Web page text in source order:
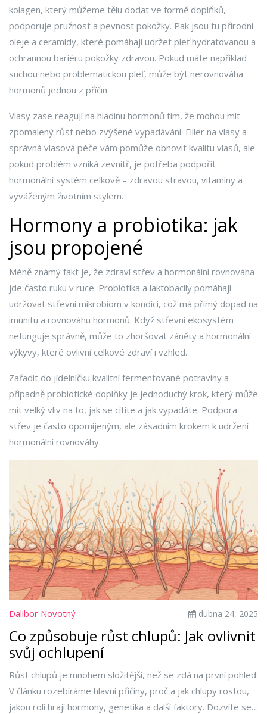
kolagen, který můžeme tělu dodat ve formě doplňků,
podporuje pružnost a pevnost pokožky. Pak jsou tu přírodní
oleje a ceramidy, které pomáhají udržet pleť hydratovanou a
ochrannou bariéru pokožky zdravou. Pokud máte například
suchou nebo problematickou pleť, může být nerovnováha
hormonů jednou z příčin.
Vlasy zase reagují na hladinu hormonů tím, že mohou mít
zpomalený růst nebo zvýšené vypadávání. Filler na vlasy a
správná vlasová péče vám pomůže obnovit kvalitu vlasů, ale
pokud problém vzniká zevnitř, je potřeba podpořit
hormonální systém celkově – zdravou stravou, vitamíny a
vyváženým životním stylem.
Hormony a probiotika: jak
jsou propojené
Méně známý fakt je, že zdraví střev a hormonální rovnováha
jde často ruku v ruce. Probiotika a laktobacily pomáhají
udržovat střevní mikrobiom v kondici, což má přímý dopad na
imunitu a rovnováhu hormonů. Když střevní ekosystém
nefunguje správně, může to zhoršovat záněty a hormonální
výkyvy, které ovlivní celkové zdraví i vzhled.
Zařadit do jídelníčku kvalitní fermentované potraviny a
případně probiotické doplňky je jednoduchý krok, který může
mít velký vliv na to, jak se cítíte a jak vypadáte. Podpora
střev je často opomíjeným, ale zásadním krokem k udržení
hormonální rovnováhy.
Dalibor Novotný dubna 24, 2025
Co způsobuje růst chlupů: Jak ovlivnit
svůj ochlupení
Růst chlupů je mnohem složitější, než se zdá na první pohled.
V článku rozebíráme hlavní příčiny, proč a jak chlupy rostou,
jakou roli hrají hormony, genetika a další faktory. Dozvíte se,